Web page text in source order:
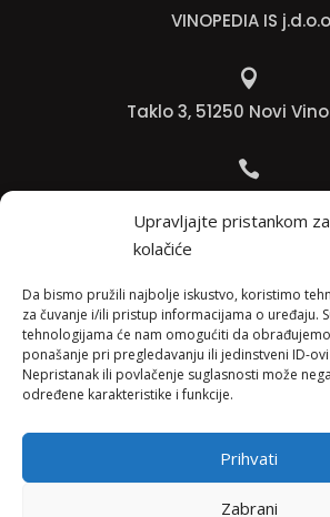
Upravljajte pristankom za
kolačiće
Da bismo pružili najbolje iskustvo, koristimo
za čuvanje i/ili pristup informacijama o uređaju.
tehnologijama će nam omogućiti da
ponašanje pri pregledavanju ili jedinstveni ID-
Nepristanak ili povlačenje suglasnosti može
određene karakteristike i funkcije.
Prihvati
Zabrani
VINOPEDIA IS

Taklo 3, 51250 Novi

Jadranko +385 91 501

info@vinopedia.hr
© 2023, Vinopedia, sva prava
Negactive